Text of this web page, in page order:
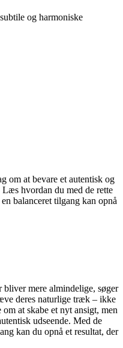
og harmoniske
om at bevare et autentisk og
hvordan du med de rette
balanceret tilgang kan opnå
bliver mere almindelige, søger
deres naturlige træk – ikke
at skabe et nyt ansigt, men
udseende. Med de
kan du opnå et resultat, der